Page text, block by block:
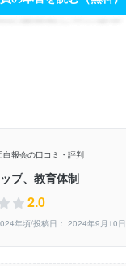
白報会の口コミ・評判
プ、教育体制
2.0
年頃/投稿日： 2024年9月10日